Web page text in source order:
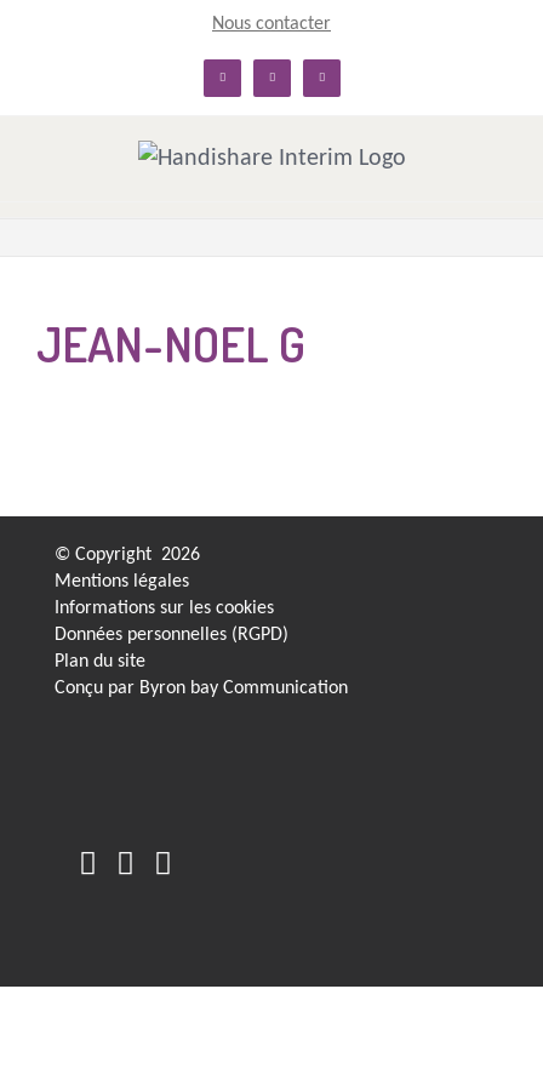
Nous contacter
linkedin facebook twitter
JEAN-NOEL G
© Copyright 2026
Mentions légales
Informations sur les cookies
Données personnelles (RGPD)
Plan du site
Conçu par Byron bay Communication